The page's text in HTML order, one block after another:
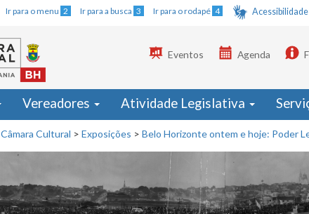
Ir para o menu 2 Ir para a busca 3 Ir para o rodapé 4 Acessibilidade
Eventos Agenda
Vereadores Atividade Legislativa
Câmara Cultural > Exposições > Belo Horizonte ontem e hoje: Poder